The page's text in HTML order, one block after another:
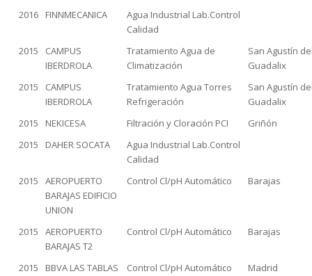
2016 FINNMECANICA
Agua Industrial Lab.Control
Calidad
2015
CAMPUS
IBERDROLA
Tratamiento Agua de
Climatización
San Agustín
Guadalix
2015
CAMPUS
IBERDROLA
Tratamiento Agua Torres
Refrigeración
San Agustín
Guadalix
2015
NEKICESA Filtración y Cloración PCI
Griñón
2015
DAHER SOCATA
Agua Industrial Lab.Control
Calidad
2015
AEROPUERTO
BARAJAS EDIFICIO
UNION
Control Cl/pH Automático Barajas
2015
AEROPUERTO
BARAJAS T2
Control Cl/pH Automático Barajas
2015 BBVA LAS TABLAS Control Cl/pH Automático
Madrid